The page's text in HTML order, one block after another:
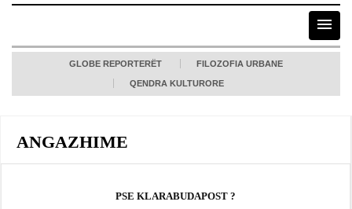
GLOBE REPORTERËT FILOZOFIA URBANE
QENDRA KULTURORE
ANGAZHIME
PSE KLARABUDAPOST ?